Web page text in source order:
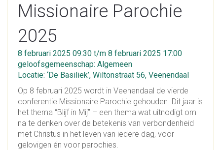
Missionaire Parochie
2025
8 februari 2025 09:30 t/m 8 februari 2025 17:00
geloofsgemeenschap: Algemeen
Locatie: ‘De Basiliek’, Wiltonstraat 56, Veenendaal
Op 8 februari 2025 wordt in Veenendaal de vierde
conferentie Missionaire Parochie gehouden. Dit jaar is
het thema “Blijf in Mij” – een thema wat uitnodigt om
na te denken over de betekenis van verbondenheid
met Christus in het leven van iedere dag, voor
gelovigen én voor parochies.